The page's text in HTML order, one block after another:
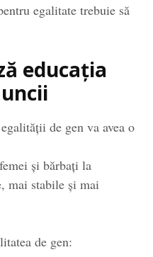
egalitate trebuie să
educația
de gen va avea o
și bărbați la
mai stabile și mai
de gen: